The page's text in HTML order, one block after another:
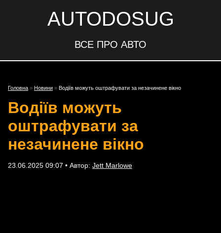
AUTODOSUG
ВСЕ ПРО АВТО
Головна » Новини » Водіїв можуть оштрафувати за незачинене вікно
Водіїв можуть
оштрафувати за
незачинене вікно
23.06.2025 09:07 • Автор: Jett Marlowe